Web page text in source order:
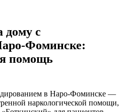
дому с
Фоминске:
помощь
в Наро-Фоминске —
наркологической помощи,